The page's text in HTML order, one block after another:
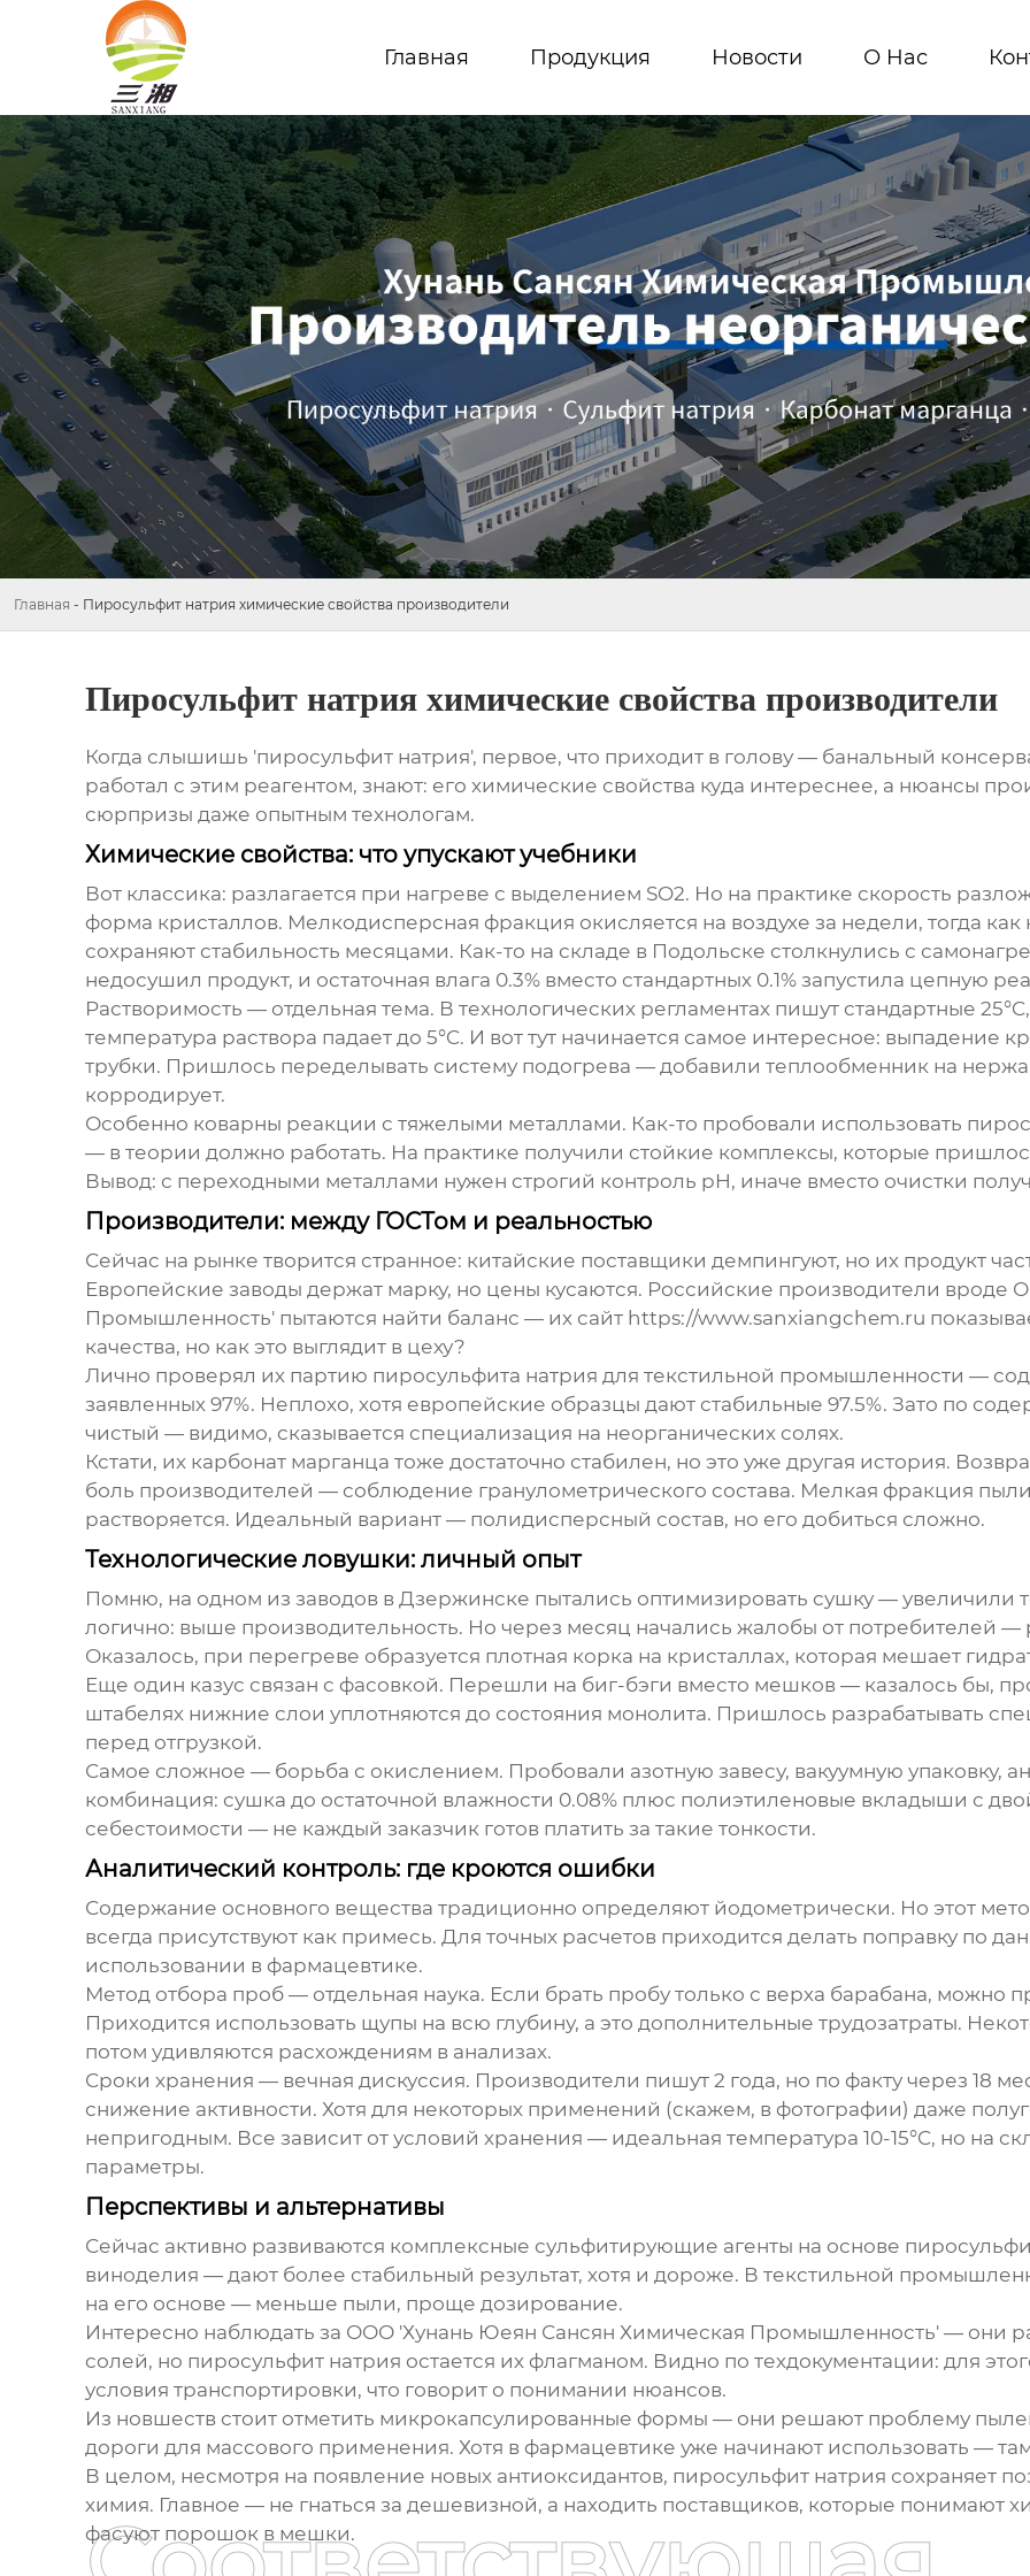
Главная Продукция Новости О Hас
Главная - Пиросульфит натрия химические свойства производители
Пиросульфит натрия химические свойства производители
Когда слышишь 'пиросульфит натрия', первое, что приходит в голову — банальный
работал с этим реагентом, знают: его химические свойства куда интереснее, а нюансы
сюрпризы даже опытным технологам.
Химические свойства: что упускают учебники
Вот классика: разлагается при нагреве с выделением SO2. Но на практике скорость
форма кристаллов. Мелкодисперсная фракция окисляется на воздухе за недели, тогда
сохраняют стабильность месяцами. Как-то на складе в Подольске столкнулись с
недосушил продукт, и остаточная влага 0.3% вместо стандартных 0.1% запустила цепную
Растворимость — отдельная тема. В технологических регламентах пишут стандартные
температура раствора падает до 5°C. И вот тут начинается самое интересное: выпадение
трубки. Пришлось переделывать систему подогрева — добавили теплообменник на
корродирует.
Особенно коварны реакции с тяжелыми металлами. Как-то пробовали использовать
— в теории должно работать. На практике получили стойкие комплексы, которые
Вывод: с переходными металлами нужен строгий контроль pH, иначе вместо очистки
Производители: между ГОСТом и реальностью
Сейчас на рынке творится странное: китайские поставщики демпингуют, но их продукт
Европейские заводы держат марку, но цены кусаются. Российские производители
Промышленность' пытаются найти баланс — их сайт https://www.sanxiangchem.ru
качества, но как это выглядит в цеху?
Лично проверял их партию пиросульфита натрия для текстильной промышленности —
заявленных 97%. Неплохо, хотя европейские образцы дают стабильные 97.5%. Зато по
чистый — видимо, сказывается специализация на неорганических солях.
Кстати, их карбонат марганца тоже достаточно стабилен, но это уже другая история.
боль производителей — соблюдение гранулометрического состава. Мелкая фракция
растворяется. Идеальный вариант — полидисперсный состав, но его добиться сложно.
Технологические ловушки: личный опыт
Помню, на одном из заводов в Дзержинске пытались оптимизировать сушку — увеличили
логично: выше производительность. Но через месяц начались жалобы от потребителей —
Оказалось, при перегреве образуется плотная корка на кристаллах, которая мешает
Еще один казус связан с фасовкой. Перешли на биг-бэги вместо мешков — казалось бы,
штабелях нижние слои уплотняются до состояния монолита. Пришлось разрабатывать
перед отгрузкой.
Самое сложное — борьба с окислением. Пробовали азотную завесу, вакуумную упаковку,
комбинация: сушка до остаточной влажности 0.08% плюс полиэтиленовые вкладыши с
себестоимости — не каждый заказчик готов платить за такие тонкости.
Аналитический контроль: где кроются ошибки
Содержание основного вещества традиционно определяют йодометрически. Но этот
всегда присутствуют как примесь. Для точных расчетов приходится делать поправку по
использовании в фармацевтике.
Метод отбора проб — отдельная наука. Если брать пробу только с верха барабана, можно
Приходится использовать щупы на всю глубину, а это дополнительные трудозатраты.
потом удивляются расхождениям в анализах.
Сроки хранения — вечная дискуссия. Производители пишут 2 года, но по факту через 18
снижение активности. Хотя для некоторых применений (скажем, в фотографии) даже
непригодным. Все зависит от условий хранения — идеальная температура 10-15°C, но на
параметры.
Перспективы и альтернативы
Сейчас активно развиваются комплексные сульфитирующие агенты на основе
виноделия — дают более стабильный результат, хотя и дороже. В текстильной
на его основе — меньше пыли, проще дозирование.
Интересно наблюдать за ООО 'Хунань Юеян Сансян Химическая Промышленность' — они
солей, но пиросульфит натрия остается их флагманом. Видно по техдокументации: для
условия транспортировки, что говорит о понимании нюансов.
Из новшеств стоит отметить микрокапсулированные формы — они решают проблему
дороги для массового применения. Хотя в фармацевтике уже начинают использовать —
В целом, несмотря на появление новых антиоксидантов, пиросульфит натрия сохраняет
химия. Главное — не гнаться за дешевизной, а находить поставщиков, которые понимают
фасуют порошок в мешки.